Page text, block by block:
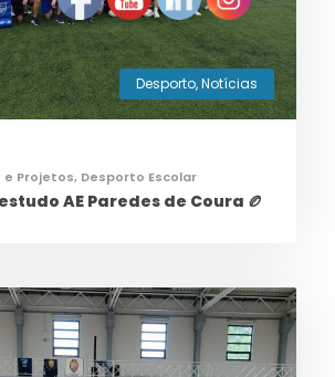
Desporto,Notícias
e Projetos, Desporto Escolar
AE Paredes de Coura 🏉